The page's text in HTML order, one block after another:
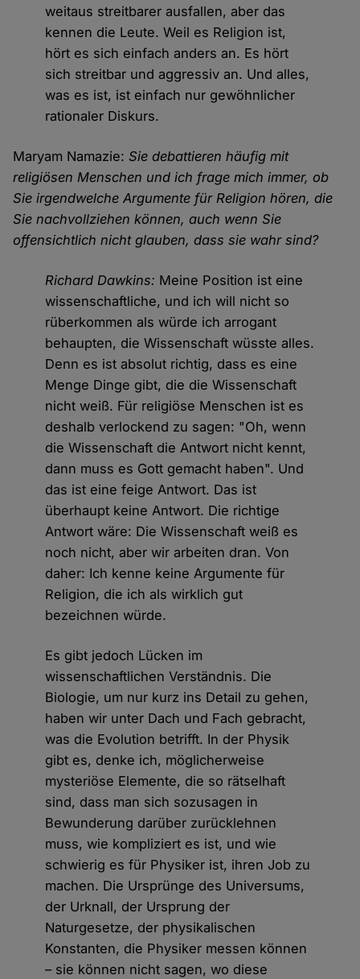
weitaus streitbarer ausfallen, aber das
kennen die Leute. Weil es Religion ist,
hört es sich einfach anders an. Es hört
sich streitbar und aggressiv an. Und alles,
was es ist, ist einfach nur gewöhnlicher
rationaler Diskurs.
Maryam Namazie:Sie debattieren häufig mit
religiösen Menschen und ich frage mich immer, ob
Sie irgendwelche Argumente für Religion hören, die
Sie nachvollziehen können, auch wenn Sie
offensichtlich nicht glauben, dass sie wahr sind?
Richard Dawkins: Meine Position ist eine
wissenschaftliche, und ich will nicht so
rüberkommen als würde ich arrogant
behaupten, die Wissenschaft wüsste alles.
Denn es ist absolut richtig, dass es eine
Menge Dinge gibt, die die Wissenschaft
nicht weiß. Für religiöse Menschen ist es
deshalb verlockend zu sagen: "Oh, wenn
die Wissenschaft die Antwort nicht kennt,
dann muss es Gott gemacht haben". Und
das ist eine feige Antwort. Das ist
überhaupt keine Antwort. Die richtige
Antwort wäre: Die Wissenschaft weiß es
noch nicht, aber wir arbeiten dran. Von
daher: Ich kenne keine Argumente für
Religion, die ich als wirklich gut
bezeichnen würde.
Es gibt jedoch Lücken im
wissenschaftlichen Verständnis. Die
Biologie, um nur kurz ins Detail zu gehen,
haben wir unter Dach und Fach gebracht,
was die Evolution betrifft. In der Physik
gibt es, denke ich, möglicherweise
mysteriöse Elemente, die so rätselhaft
sind, dass man sich sozusagen in
Bewunderung darüber zurücklehnen
muss, wie kompliziert es ist, und wie
schwierig es für Physiker ist, ihren Job zu
machen. Die Ursprünge des Universums,
der Urknall, der Ursprung der
Naturgesetze, der physikalischen
Konstanten, die Physiker messen können
– sie können nicht sagen, wo diese